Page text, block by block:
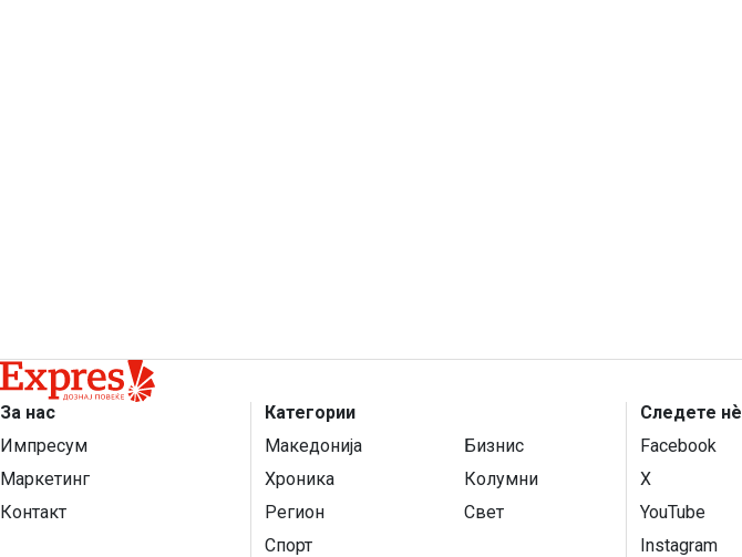
За нас
Импресум
Маркетинг
Контакт
Категории
Македонија
Бизнис
Хроника
Колумни
Регион
Свет
Спорт
Следете нѐ
Facebook
X
YouTube
Instagram